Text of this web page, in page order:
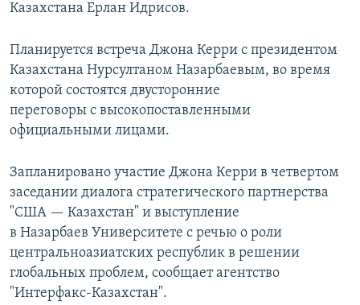
Казахстана Ерлан Идрисов.
Планируется встреча Джона Керри с президентом
Казахстана Нурсултаном Назарбаевым, во время
которой состоятся двусторонние
переговоры с высокопоставленными
официальными лицами.
Запланировано участие Джона Керри в четвертом
заседании диалога стратегического партнерства
"США — Казахстан" и выступление
в Назарбаев Университете с речью о роли
центральноазиатских республик в решении
глобальных проблем, сообщает агентство
"Интерфакс-Казахстан".